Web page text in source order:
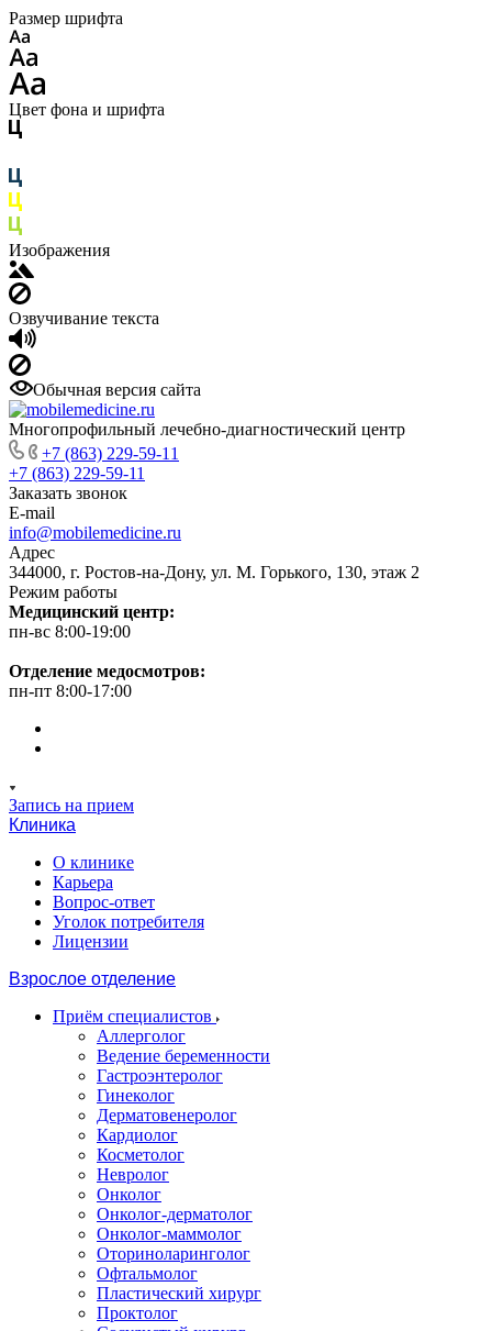
Размер шрифта
Цвет фона и шрифта
Изображения
Озвучивание текста
Обычная версия сайта
Многопрофильный лечебно-диагностический центр
+7 (863) 229-59-11
+7 (863) 229-59-11
Заказать звонок
E-mail
info@mobilemedicine.ru
Адрес
344000, г. Ростов-на-Дону, ул. М. Горького, 130, этаж 2
Режим работы
Медицинский центр:
пн-вс 8:00-19:00
Отделение медосмотров:
пн-пт 8:00-17:00
Запись на прием
Клиника
О клинике
Карьера
Вопрос-ответ
Уголок потребителя
Лицензии
Взрослое отделение
Приём специалистов
Аллерголог
Ведение беременности
Гастроэнтеролог
Гинеколог
Дерматовенеролог
Кардиолог
Косметолог
Невролог
Онколог
Онколог-дерматолог
Онколог-маммолог
Оториноларинголог
Офтальмолог
Пластический хирург
Проктолог